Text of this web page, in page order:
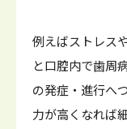
例えばストレス
と口腔内で歯周
の発症・進行へ
力が高くなれば